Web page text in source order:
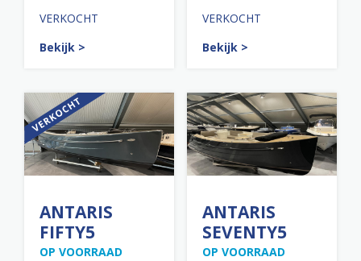
VERKOCHT
Bekijk >
VERKOCHT
Bekijk >
ANTARIS
FIFTY5
OP VOORRAAD
ANTARIS
SEVENTY5
OP VOORRAAD